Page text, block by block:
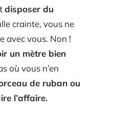
disposer du
crainte, vous ne
avec vous. Non !
un mètre bien
où vous n’en
de ruban ou
l’affaire.